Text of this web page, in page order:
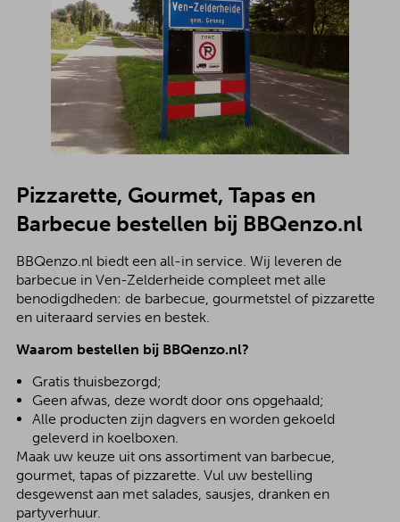
Pizzarette, Gourmet, Tapas en
Barbecue bestellen bij BBQenzo.nl
BBQenzo.nl biedt een all-in service. Wij leveren de
barbecue in Ven-Zelderheide compleet met alle
benodigdheden: de barbecue, gourmetstel of pizzarette
en uiteraard servies en bestek.
Waarom bestellen bij BBQenzo.nl?
Gratis thuisbezorgd;
Geen afwas, deze wordt door ons opgehaald;
Alle producten zijn dagvers en worden gekoeld
geleverd in koelboxen.
Maak uw keuze uit ons assortiment van barbecue,
gourmet, tapas of pizzarette. Vul uw bestelling
desgewenst aan met salades, sausjes, dranken en
partyverhuur.